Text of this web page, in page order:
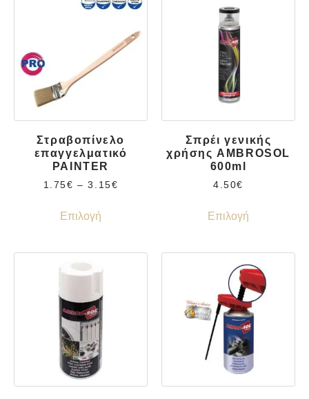
Στραβοπίνελο
επαγγελματικό
PAINTER
1.75€ – 3.15€
Επιλογή
Σπρέι γενικής
χρήσης AMBROSOL
600ml
4.50€
Επιλογή